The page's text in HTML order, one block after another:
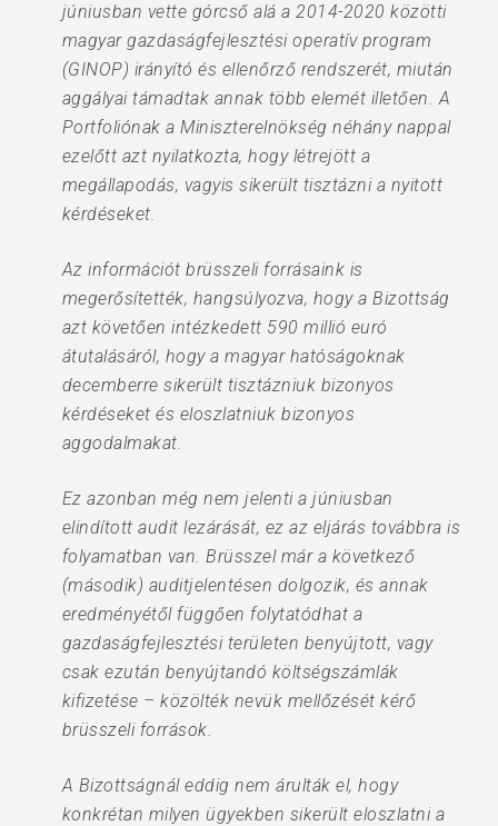
júniusban vette górcső alá a 2014-2020 közötti
magyar gazdaságfejlesztési operatív program
(GINOP) irányító és ellenőrző rendszerét, miután
aggályai támadtak annak több elemét illetően. A
Portfoliónak a Miniszterelnökség néhány nappal
ezelőtt azt nyilatkozta, hogy létrejött a
megállapodás, vagyis sikerült tisztázni a nyitott
kérdéseket.
Az információt brüsszeli forrásaink is
megerősítették, hangsúlyozva, hogy a Bizottság
azt követően intézkedett 590 millió euró
átutalásáról, hogy a magyar hatóságoknak
decemberre sikerült tisztázniuk bizonyos
kérdéseket és eloszlatniuk bizonyos
aggodalmakat.
Ez azonban még nem jelenti a júniusban
elindított audit lezárását, ez az eljárás továbbra is
folyamatban van. Brüsszel már a következő
(második) auditjelentésen dolgozik, és annak
eredményétől függően folytatódhat a
gazdaságfejlesztési területen benyújtott, vagy
csak ezután benyújtandó költségszámlák
kifizetése – közölték nevük mellőzését kérő
brüsszeli források.
A Bizottságnál eddig nem árulták el, hogy
konkrétan milyen ügyekben sikerült eloszlatni a